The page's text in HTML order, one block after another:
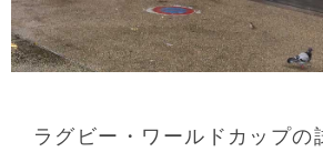
ラグビー・ワールドカップの